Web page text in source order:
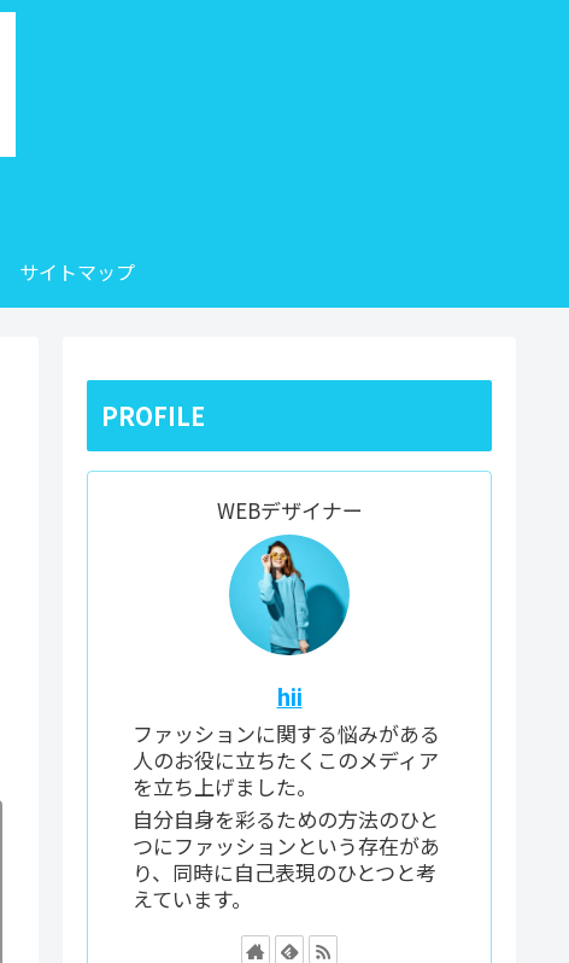
サイトマップ
PROFILE
WEBデザイナー
hii
ファッションに関する悩みがある
人のお役に立ちたくこのメディア
を立ち上げました。
自分自身を彩るための方法のひと
つにファッションという存在があ
り、同時に自己表現のひとつと考
えています。